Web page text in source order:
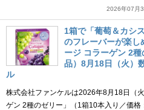
2026年07月
1箱で「葡萄＆カシ
のフレーバーが楽し
ージ コラーゲン 2
品）8月18日（火）
ル
株式会社ファンケルは2026年8月18日（
ゲン 2種のゼリー」（1箱10本入り／価